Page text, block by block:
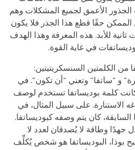
الجذور الأعمق لجميع المشكلات وهم
الممكن حقًا قطع هذا الجذر فلا يكون
للأبد. هذه المعرفة وهذا الهدف
في غاية القوة.
من الكلمتين السنسكريتيتين:
و "ساتفا" وتعني "أن تكون". في
كانت كلمة بوديساتفا تستخدم لوصف
الاستنارة. على سبيل المثال، في
كان يتم وصفه كبوديساتفا.
جهدًا وطاقة لا يُصدقان لعدد لا
بوذا، البوديساتفا هو شخص يُكلِّف